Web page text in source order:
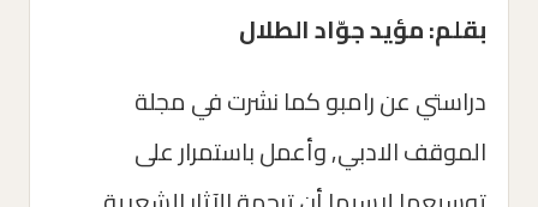
بقلم: مؤيد جوّاد الطلال
دراستي عن رامبو كما نشرت في مجلة
الموقف الادبي, وأعمل باستمرار على